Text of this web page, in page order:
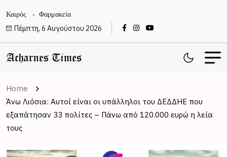
Καιρός Φαρμακεία
Πέμπτη, 6 Αυγούστου 2026
Home
Άνω Λιόσια: Αυτοί είναι οι υπάλληλοι του ΔΕΔΔΗΕ που
εξαπάτησαν 33 πολίτες – Πάνω από 120.000 ευρώ η λεία
τους